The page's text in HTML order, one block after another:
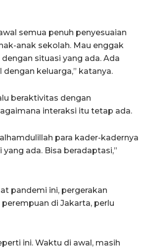
semua penuh penyesuaian
anak sekolah. Mau enggak
situasi yang ada. Ada
keluarga,” katanya.
beraktivitas dengan
interaksi itu tetap ada.
para kader-kadernya
ada. Bisa beradaptasi,”
pandemi ini, pergerakan
di Jakarta, perlu
ini. Waktu di awal, masih